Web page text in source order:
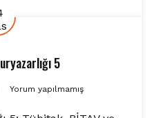
5
Yorum yapılmamış